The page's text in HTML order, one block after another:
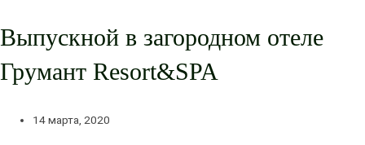
Выпускной в загородном отеле
Грумант Resort&SPA
14 марта, 2020